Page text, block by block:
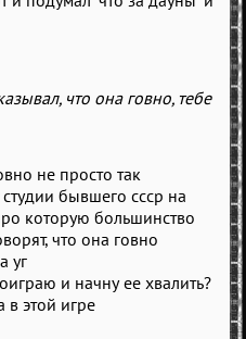
что она говно, тебе
не просто так
бывшего ссср на
которую большинство
что она говно
уг
и начну ее хвалить?
этой игре